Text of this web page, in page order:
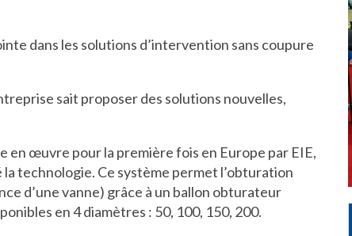
dans les solutions d’intervention sans coupure
sait proposer des solutions nouvelles,
en œuvre pour la première fois en Europe par EIE,
technologie. Ce système permet l’obturation
d’une vanne) grâce à un ballon obturateur
en 4 diamètres : 50, 100, 150, 200.